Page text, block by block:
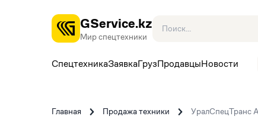
GService.kz
Мир спецтехники
СпецтехникаЗаявкаГрузПродавцыНовости
Главная Продажа техники УралСпецТранс